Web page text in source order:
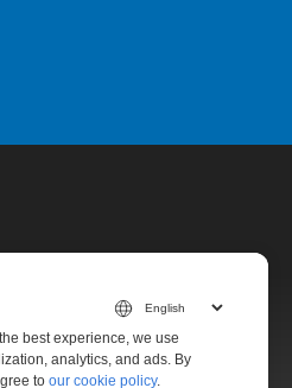
best experience, we use
analytics, and ads. By
to our cookie policy.